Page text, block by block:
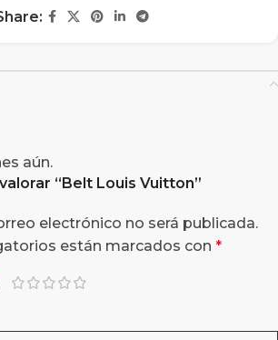
aún.
“ Belt Louis Vuitton”
electrónico no será publicada.
están marcados con *